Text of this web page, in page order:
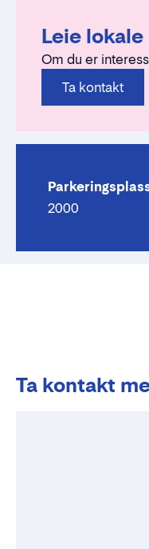
Leie lokale
Om du er
Ta kontakt
2000
Ta kontakt